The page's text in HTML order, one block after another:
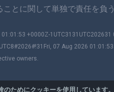
のためにクッキーを使用しています
とに関して単独で責任を負
+0000Z-
07 Aug 2026
owners.